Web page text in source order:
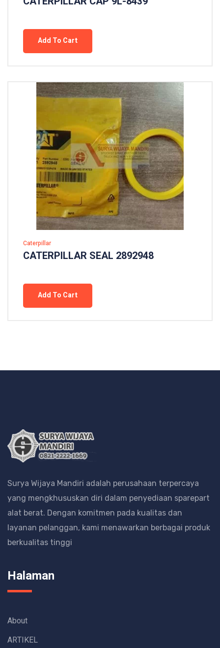
Add To Cart
Caterpillar
CATERPILLAR SEAL 2892948
Add To Cart
Surya Wijaya Mandiri adalah perusahaan terpercaya
yang mengkhususkan diri dalam penyediaan sparepart
alat berat. Dengan komitmen pada kualitas dan
layanan pelanggan, kami menawarkan berbagai produk
berkualitas tinggi
Halaman
About
ARTIKEL